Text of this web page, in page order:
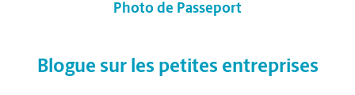
Photo de Passeport
Blogue sur les petites entreprises